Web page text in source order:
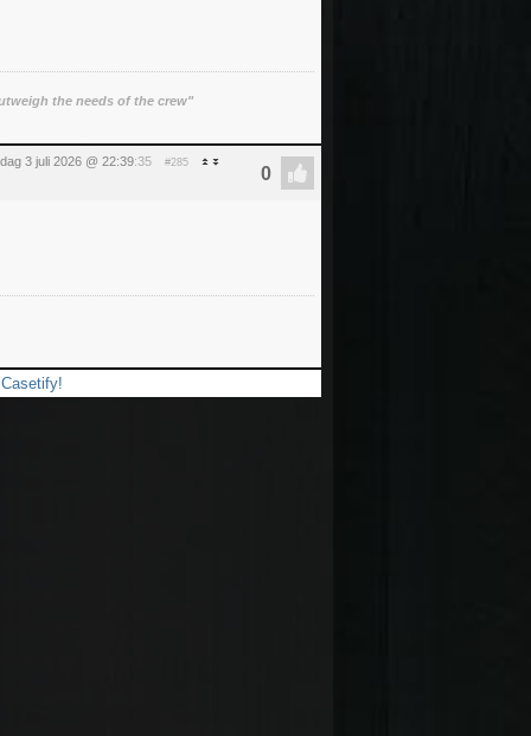
the needs of the crew"
3 juli 2026 @ 22:39:35 #285